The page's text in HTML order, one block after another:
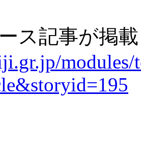
ス記事が掲
modules/